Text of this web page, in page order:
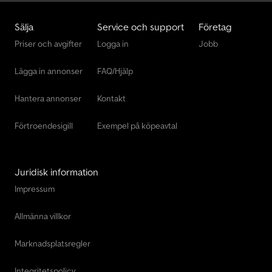
Sälja
Priser och avgifter
Lägga in annonser
Hantera annonser
Förtroendesigill
Service och support
Logga in
FAQ/Hjälp
Kontakt
Exempel på köpeavtal
Företag
Jobb
Juridisk information
Impressum
Allmänna villkor
Marknadsplatsregler